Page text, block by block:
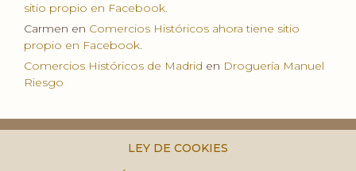
sitio propio en Facebook.
Carmen en Comercios Históricos ahora tiene sitio
propio en Facebook.
Comercios Históricos de Madrid en Droguería Manuel
Riesgo
LEY DE COOKIES